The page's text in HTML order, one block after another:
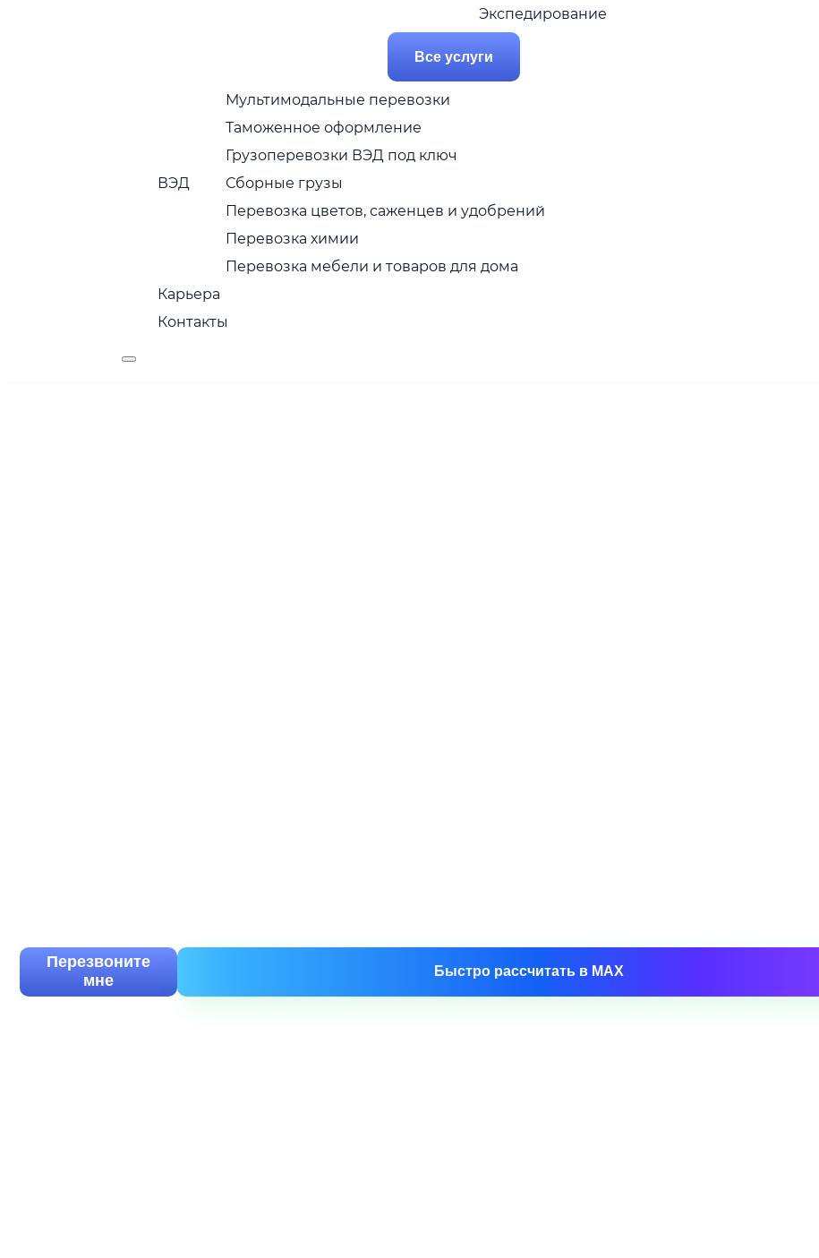
Экспедирование
Все услуги
ВЭД
Мультимодальные перевозки
Таможенное оформление
Грузоперевозки ВЭД под ключ
Сборные грузы
Перевозка цветов, саженцев и удобрений
Перевозка химии
Перевозка мебели и товаров для дома
Карьера
Контакты
Перезвоните
мне
Быстро рассчитать в MAX